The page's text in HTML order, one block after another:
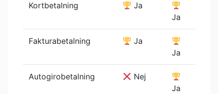
Kortbetalning
Ja
Ja
Fakturabetalning
Ja
Ja
Autogirobetalning
Nej
Ja